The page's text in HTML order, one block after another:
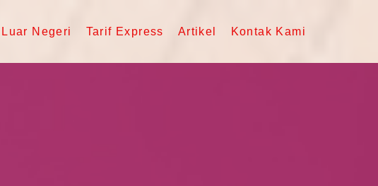
Negeri Tarif Express Artikel Kontak Kami